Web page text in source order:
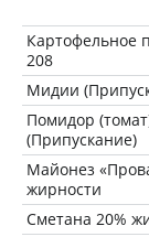
Картофельное
208
Мидии
Помидор
(Припускание)
Майонез
жирности
Сметана 20%